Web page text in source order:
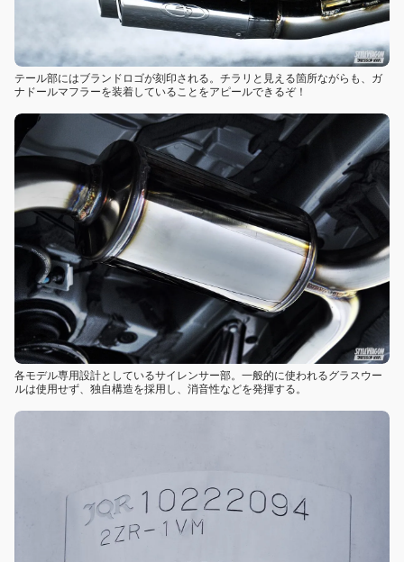
テール部にはブランドロゴが刻印される。チラリと見える箇所ながらも、ガ
ナドールマフラーを装着していることをアピールできるぞ！
各モデル専用設計としているサイレンサー部。一般的に使われるグラスウー
ルは使用せず、独自構造を採用し、消音性などを発揮する。